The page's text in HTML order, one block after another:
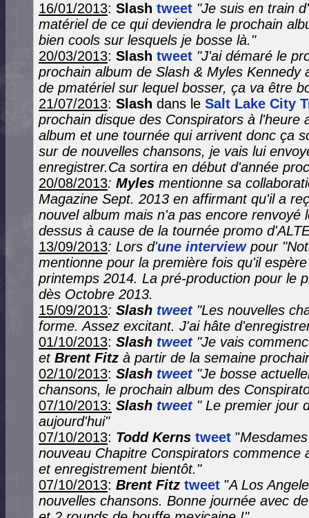
16/01/2013: Slash tweet "Je suis en train
matériel de ce qui deviendra le prochain
bien cools sur lesquels je bosse là."
20/03/2013: Slash tweet "J'ai démaré le
prochain album de Slash & Myles Kennedy
de pmatériel sur lequel bosser, ça va être
21/07/2013: Slash dans le Salt Lake City
prochain disque des Conspirators à l'heure
album et une tournée qui arrivent donc ça
sur de nouvelles chansons, je vais lui
enregistrer.Ca sortira en début d'année
20/08/2013: Myles mentionne sa
Magazine Sept. 2013 en affirmant qu'il a
nouvel album mais n'a pas encore renvoyé
dessus à cause de la tournée promo
13/09/2013: Lors d'une interviewpour
mentionne pour la première fois qu'il
printemps 2014. La pré-production pour le
dès Octobre 2013.
15/09/2013: Slash tweet"Les nouvelles
forme. Assez excitant. J'ai hâte
01/10/2013: Slash tweet"Je vais
et Brent Fitz à partir de la semaine
02/10/2013: Slash tweet"Je bosse
chansons, le prochain album des
07/10/2013: Slash tweet" Le premier jour
aujourd'hui"
07/10/2013: Todd Kerns tweet "
nouveau Chapitre Conspirators commence
et enregistrement bientôt."
07/10/2013: Brent Fitz tweet "A Los
nouvelles chansons. Bonne journée avec